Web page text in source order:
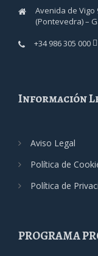
Avenida de Vigo
(Pontevedra) –
+34 986 305 000
Información
Aviso Legal
Política de
Política de
PROGRAMA